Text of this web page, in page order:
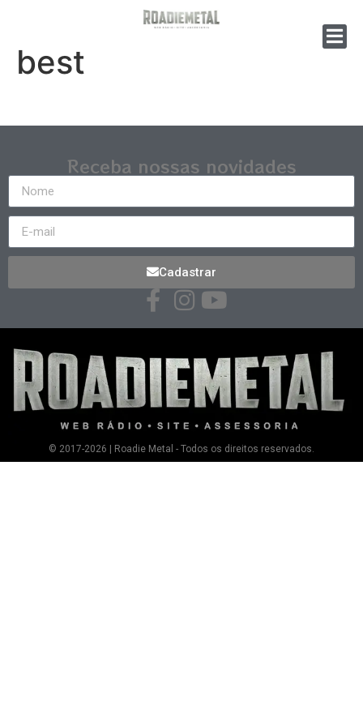
best
Receba nossas novidades
Cadastrar
© 2017-2026 | Roadie Metal - Todos os direitos reservados.